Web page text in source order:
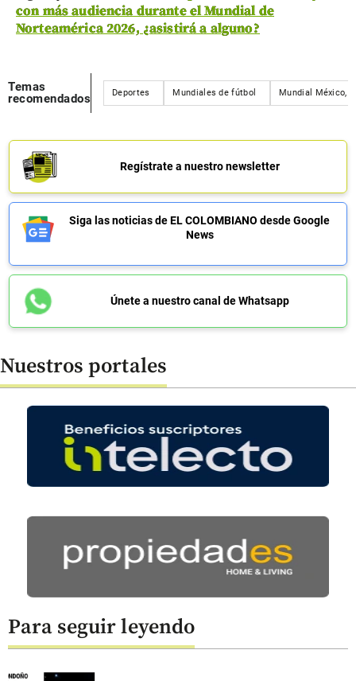
con más audiencia durante el Mundial de
Norteamérica 2026, ¿asistirá a alguno?
Temas
recomendados
Deportes Mundiales de fútbol Mundial México,
Regístrate a nuestro newsletter
Siga las noticias de EL COLOMBIANO desde Google
News
Únete a nuestro canal de Whatsapp
Nuestros portales
Para seguir leyendo